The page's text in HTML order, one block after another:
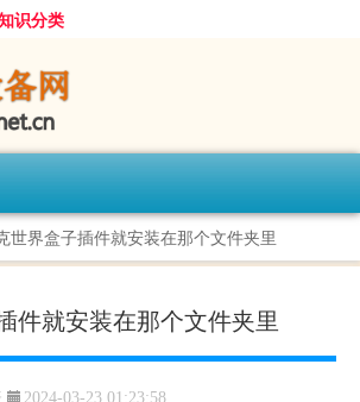
识分类
世界盒子插件就安装在那个文件夹里
件就安装在那个文件夹里
2024-03-23 01:23:58